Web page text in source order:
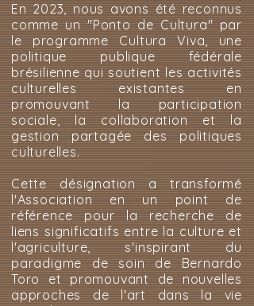
En 2023, nous avons été reconnus
comme un "Ponto de Cultura" par
le programme Cultura Viva, une
politique publique fédérale
brésilienne qui soutient les activités
culturelles existantes en
promouvant la participation
sociale, la collaboration et la
gestion partagée des politiques
culturelles.
Cette désignation a transformé
l'Association en un point de
référence pour la recherche de
liens significatifs entre la culture et
l'agriculture, s'inspirant du
paradigme de soin de Bernardo
Toro et promouvant de nouvelles
approches de l'art dans la vie